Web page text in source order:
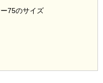
75のサイズ